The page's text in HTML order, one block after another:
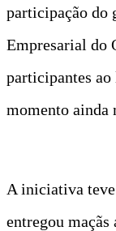
participação do
Empresarial do
participantes
momento ainda
A iniciativa
entregou